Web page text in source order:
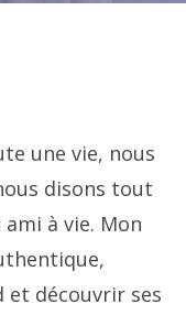
une vie, nous
disons tout
à vie. Mon
et découvrir ses